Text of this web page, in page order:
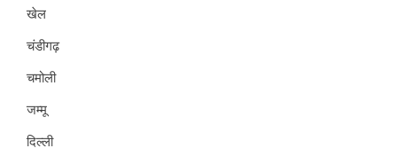
खेल
चंडीगढ़
चमोली
जम्मू
दिल्ली